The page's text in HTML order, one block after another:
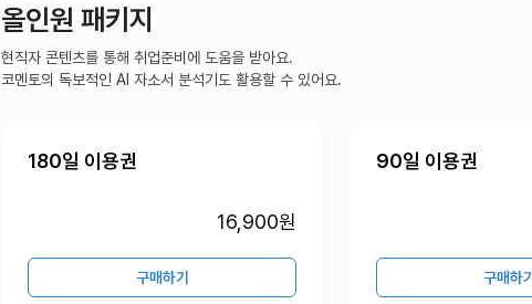
올인원 패키지
현직자 콘텐츠를 통해 취업준비에 도움을 받아요.
코멘토의 독보적인 AI 자소서 분석기도 활용할 수 있어요.
180일 이용권
16,900원
구매하기
90일 이용권
구매하기